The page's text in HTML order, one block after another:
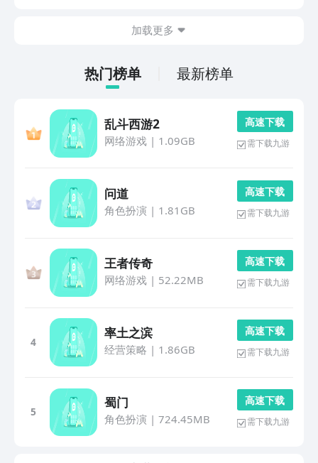
加载更多
热门榜单 最新榜单
乱斗西游2
网络游戏| 1.09GB
高 速 下 载
需下载九游
问道
角色扮演 | 1.81GB
高 速 下 载
需下载九游
王者传奇
网络游戏| 52.22MB
高 速 下 载
需下载九游
4
率土之滨
经营策略 | 1.86GB
高 速 下 载
需下载九游
5
蜀门
角色扮演 | 724.45MB
高 速 下 载
需下载九游